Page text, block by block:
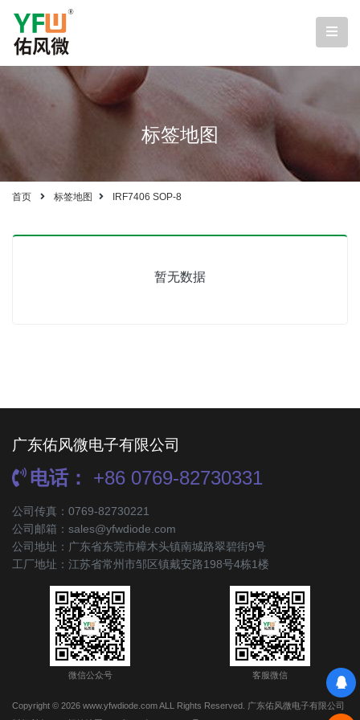
标签地图
首页 标签地图 IRF7406 SOP-8
暂无数据
广东佑风微电子有限公司
电话： +86 0769-82730331
公司传真：0769-82730221
公司邮箱：sales@yfwdiode.com
公司地址：广东省东莞市樟木头镇南城路翠碧街9号
工厂地址：江苏省常州市邹区镇戴安路198号4栋1楼
微信公众号 客服微信
Copyright © 2026 www.yfwdiode.com ALL Rights Reserved. 广东佑风微电子有限公司